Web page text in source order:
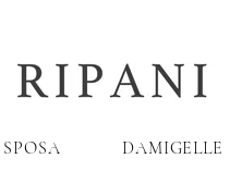
SPOSA DAMIGELLE